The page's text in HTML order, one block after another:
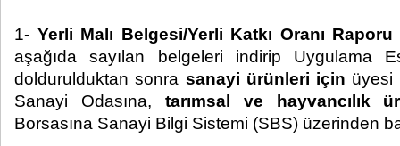
1- Yerli Malı Belgesi/Yerli Katkı Oranı
aşağıda sayılan belgeleri indirip Uygulama
doldurulduktan sonra sanayi ürünleri için üyesi
Sanayi Odasına, tarımsal ve hayvancılık
Borsasına Sanayi Bilgi Sistemi (SBS) üzerinden